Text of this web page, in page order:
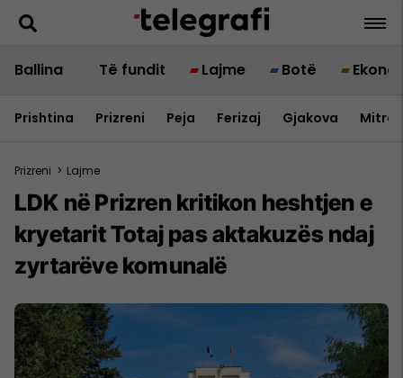
Ballina Të fundit Lajme Botë
Prishtina Prizreni Peja Ferizaj Gjakova
Prizreni > Lajme
LDK në Prizren kritikon heshtjen e
kryetarit Totaj pas aktakuzës ndaj
zyrtarëve komunalë